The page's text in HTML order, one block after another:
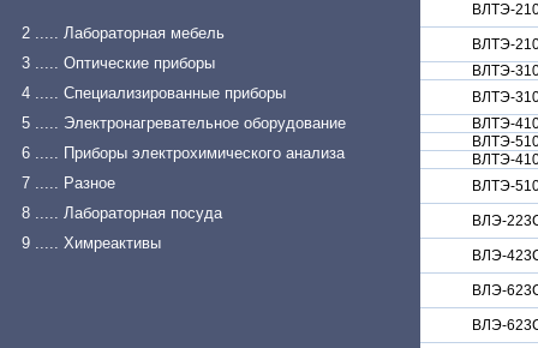
2 ..... Лабораторная мебель
3 ..... Оптические приборы
4 ..... Специализированные приборы
5 ..... Электронагревательное оборудование
6 ..... Приборы электрохимического анализа
7 ..... Разное
8 ..... Лабораторная посуда
9 ..... Химреактивы
ВЛТЭ-
ВЛТЭ-
ВЛТЭ-
ВЛТЭ-
ВЛТЭ-
ВЛТЭ-
ВЛТЭ-
ВЛТЭ-
ВЛЭ-
ВЛЭ-
ВЛЭ-
ВЛЭ-